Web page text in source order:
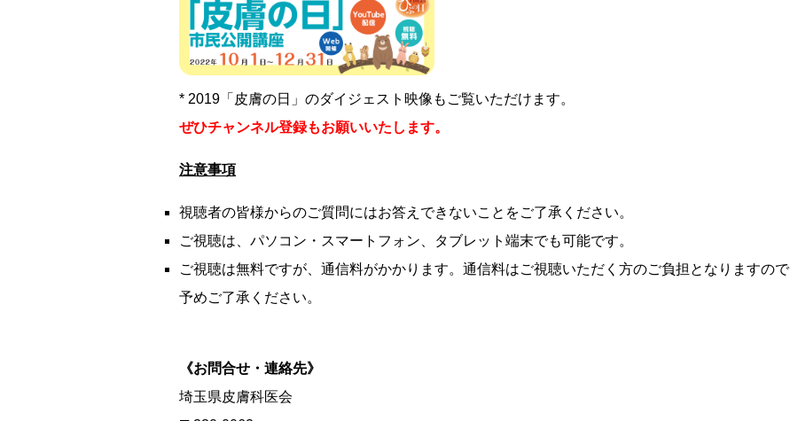
* 2019「皮膚の日」のダイジェスト映像もご覧いただけます。
ぜひチャンネル登録もお願いいたします。
注意事項
視聴者の皆様からのご質問にはお答えできないことをご了承ください。
ご視聴は、パソコン・スマートフォン、タブレット端末でも可能です。
ご視聴は無料ですが、通信料がかかります。通信料はご視聴いただく方のご負担となりますので
予めご了承ください。
《お問合せ・連絡先》
埼玉県皮膚科医会